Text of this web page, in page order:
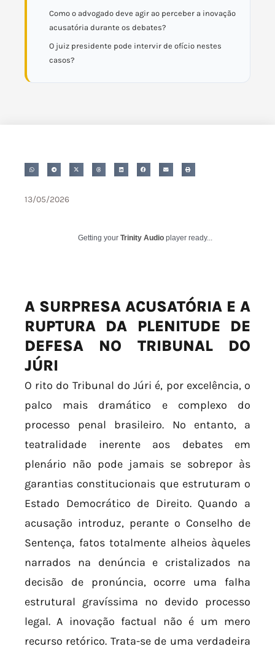
Como o advogado deve agir ao perceber a inovação
acusatória durante os debates?
O juiz presidente pode intervir de ofício nestes
casos?
13/05/2026
Getting your Trinity Audio player ready...
A SURPRESA ACUSATÓRIA E A
RUPTURA DA PLENITUDE DE
DEFESA NO TRIBUNAL DO
JÚRI
O rito do Tribunal do Júri é, por excelência, o
palco mais dramático e complexo do
processo penal brasileiro. No entanto, a
teatralidade inerente aos debates em
plenário não pode jamais se sobrepor às
garantias constitucionais que estruturam o
Estado Democrático de Direito. Quando a
acusação introduz, perante o Conselho de
Sentença, fatos totalmente alheios àqueles
narrados na denúncia e cristalizados na
decisão de pronúncia, ocorre uma falha
estrutural gravíssima no devido processo
legal. A inovação factual não é um mero
recurso retórico. Trata-se de uma verdadeira